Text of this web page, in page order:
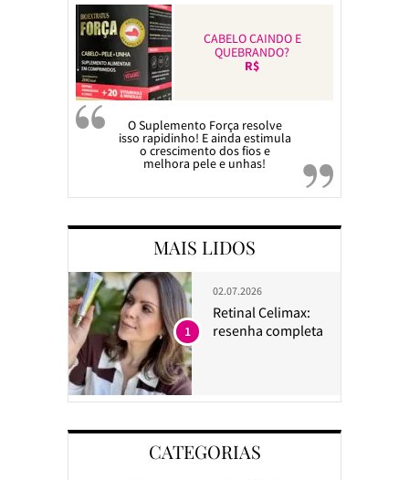
CABELO CAINDO E
QUEBRANDO?
R$
O Suplemento Força resolve
isso rapidinho! E ainda estimula
o crescimento dos fios e
melhora pele e unhas!
MAIS LIDOS
02.07.2026
Retinal Celimax:
resenha completa
1
CATEGORIAS